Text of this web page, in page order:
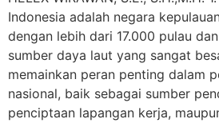
Indonesia adalah negara
dengan lebih dari 17.000 pulau
sumber daya laut yang sangat
memainkan peran penting dalam
nasional, baik sebagai sumber
penciptaan lapangan kerja,